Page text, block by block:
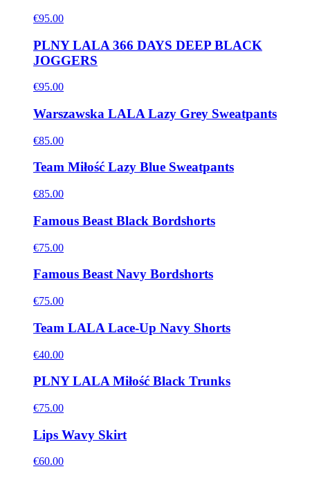
€95.00
PLNY LALA 366 DAYS DEEP BLACK
JOGGERS
€95.00
Warszawska LALA Lazy Grey Sweatpants
€85.00
Team Miłość Lazy Blue Sweatpants
€85.00
Famous Beast Black Bordshorts
€75.00
Famous Beast Navy Bordshorts
€75.00
Team LALA Lace-Up Navy Shorts
€40.00
PLNY LALA Miłość Black Trunks
€75.00
Lips Wavy Skirt
€60.00